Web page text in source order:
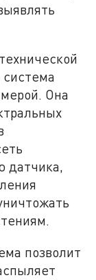
Она
датчика,
позволит